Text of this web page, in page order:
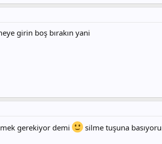
girin boş bırakın yani
gerekiyor demi silme tuşuna